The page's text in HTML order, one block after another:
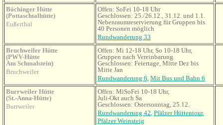
Böchinger Hütte
(Pottaschtalhütte)
Eußerthal
Offen: SoFei 10-18 Uhr
Geschlossen: 25./26.12., 31.12. und 1.1.
Nebenraumreservierung für Gruppen bis
40 Personen möglich
Rundwanderung 33
Bruchweiler Hütte
(PWV-Hütte
Am Schmalstein)
Bruchweiler
Offen: Mi 12-18 Uhr, So 10-18 Uhr,
Gruppen nach Vereinbarung
Geschlossen: Feiertage, Mitte Dez bis
Mitte Jan
Rundwanderung 6, Mit Bus und Bahn 6
Burrweiler Hütte
(St.-Anna-Hütte)
Burrweiler
Offen: MiSoFei 10-18 Uhr,
Juli-Okt auch Sa
Geschlossen: Ostersonntag, 25.12.
Rundwanderung 42, Pfälzer Hüttentour,
Pfälzer Weinsteig